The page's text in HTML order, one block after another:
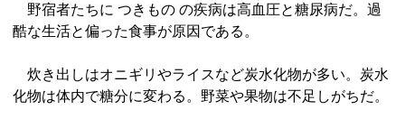
野宿者たちに つきもの の疾病は高血圧と糖尿病だ。過
酷な生活と偏った食事が原因である。
炊き出しはオニギリやライスなど炭水化物が多い。炭水
化物は体内で糖分に変わる。野菜や果物は不足しがちだ。